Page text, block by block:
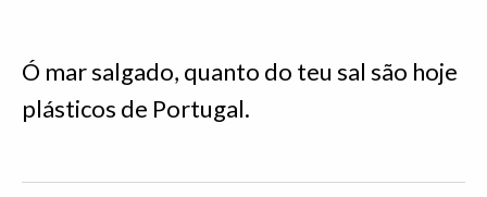
Ó mar salgado, quanto do teu sal são hoje
plásticos de Portugal.